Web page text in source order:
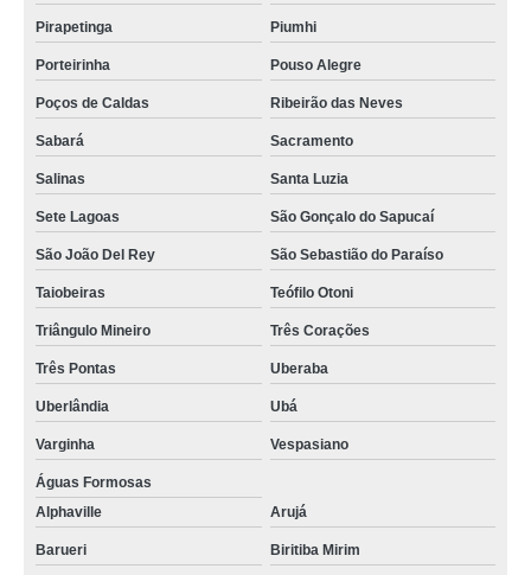
Pirapetinga Piumhi
Porteirinha Pouso Alegre
Poços de Caldas Ribeirão das Neves
Sabará Sacramento
Salinas Santa Luzia
Sete Lagoas São Gonçalo do Sapucaí
São João Del Rey São Sebastião do Paraíso
Taiobeiras Teófilo Otoni
Triângulo Mineiro Três Corações
Três Pontas Uberaba
Uberlândia Ubá
Varginha Vespasiano
Águas Formosas
Alphaville
Arujá
Barueri Biritiba Mirim